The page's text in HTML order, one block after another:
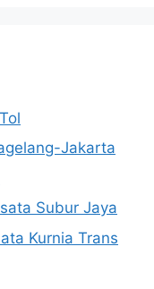
Jakarta
Subur Jaya
Kurnia Trans